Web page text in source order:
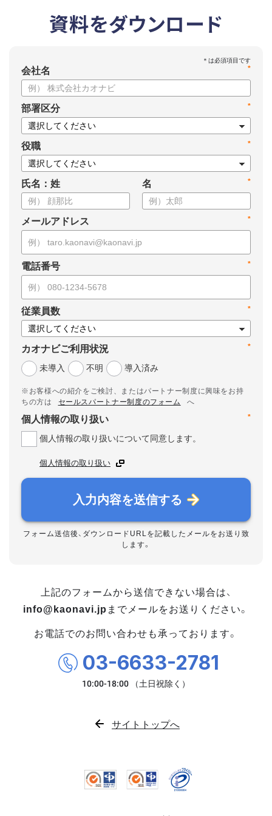
資料をダウンロード
*
会社名
*
部署区分
*
役職
氏名：姓 *
名
*
メールアドレス
*
電話番号
*
従業員数
*
カオナビご利用状況
未導入
不明 導入済み
※お客様への紹介をご検討、またはパートナー制度に興味をお持
ちの方は
セールスパートナー制度のフォーム
へ
*
個人情報の取り扱い
個人情報の取り扱いについて同意します。
個人情報の取り扱い
入力内容を送信する
フォーム送信後、ダウンロードURLを記載したメールをお送り致
します。
上記のフォームから送信できない場合は、
info@kaonavi.jp までメールをお送りください。
お電話でのお問い合わせも承っております。
03-6633-2781
サイトトップへ